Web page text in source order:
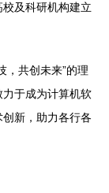
及科研机构建立
，共创未来”的理
于成为计算机软
新，助力各行各